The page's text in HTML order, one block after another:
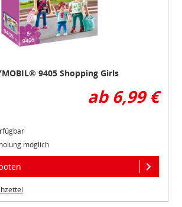
9405 Shopping Girls
ab 6,99 €
möglich